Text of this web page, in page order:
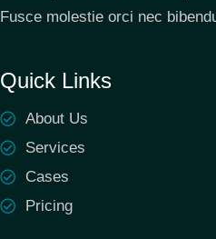
Fusce molestie orci nec
Quick Links
About Us
Services
Cases
Pricing